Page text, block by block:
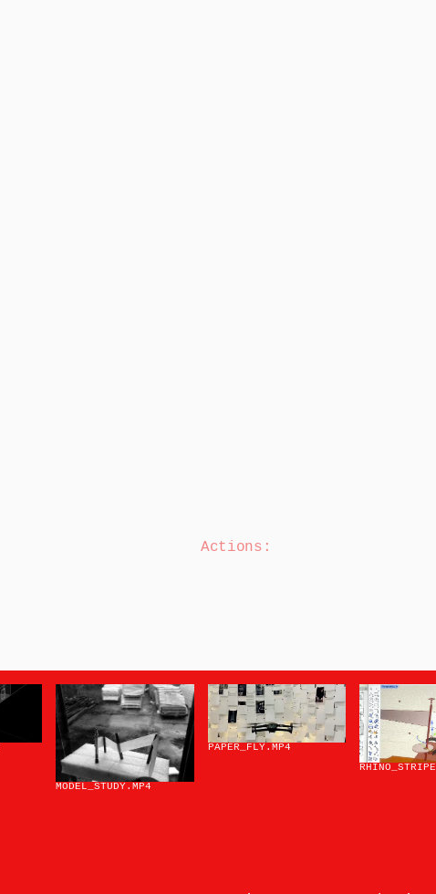
Actions:
MODEL_STUDY.MP4
PAPER_FLY.MP4
RHINO_STRIPE